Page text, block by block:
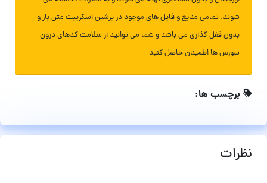
شوند. تمامی منابع و فایل های موجود در پرشین اسکریپت متن باز و
بدون قفل گذاری می باشد و شما می توانید از سلامت کدهای درون
سورس ها اطمینان حاصل کنید
برچسب ها:
نظرات